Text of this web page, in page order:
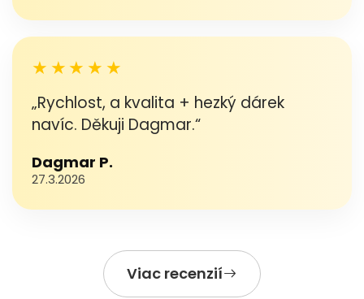
★★★★★
„Rychlost, a kvalita + hezký dárek
navíc. Děkuji Dagmar.“
Dagmar P.
27.3.2026
Viac recenzií